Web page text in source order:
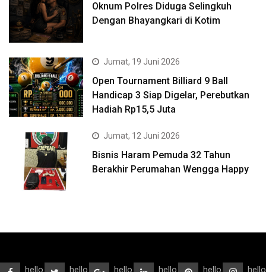
Oknum Polres Diduga Selingkuh
Dengan Bhayangkari di Kotim
Jumat, 19 Juni 2026
Open Tournament Billiard 9 Ball
Handicap 3 Siap Digelar, Perebutkan
Hadiah Rp15,5 Juta
Jumat, 12 Juni 2026
Bisnis Haram Pemuda 32 Tahun
Berakhir Perumahan Wengga Happy
hello hello hello hello hello hello